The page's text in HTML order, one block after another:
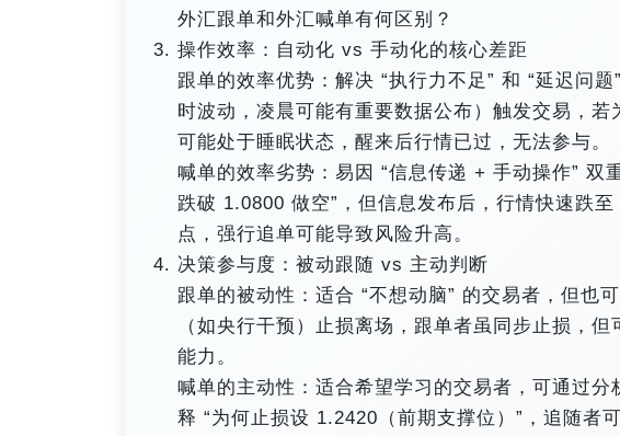
外汇跟单和外汇喊单有何区别？
操作效率：自动化 vs 手动化的核心差距​
跟单的效率优势：解决 “执行力不足” 和 “延迟问
时波动，凌晨可能有重要数据公布）触发交易，
可能处于睡眠状态，醒来后行情已过，无法参与。​
喊单的效率劣势：易因 “信息传递 + 手动操作” 双
跌破 1.0800 做空”，但信息发布后，行情快速跌
点，强行追单可能导致风险升高。​
决策参与度：被动跟随 vs 主动判断​
跟单的被动性：适合 “不想动脑” 的交易者，但也
（如央行干预）止损离场，跟单者虽同步止损，
能力。​
喊单的主动性：适合希望学习的交易者，可通过
释 “为何止损设 1.2420（前期支撑位）”，追随者